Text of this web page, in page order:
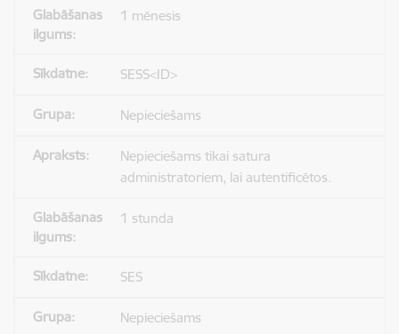
1 mēnesis
SESS<ID>
Nepieciešams
Nepieciešams tikai satura
administratoriem, lai autentificētos.
1 stunda
SES
Nepieciešams